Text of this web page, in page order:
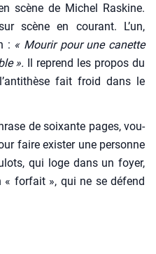
scène de Michel Ras­kine.
scène en cou­rant. L’un,
: « Mou­rir pour une canette
». Il reprend les pro­pos du
fait froid dans le
de soixante pages, vou­
faire exis­ter une per­sonne
qui loge dans un foyer,
for­fait », qui ne se défend